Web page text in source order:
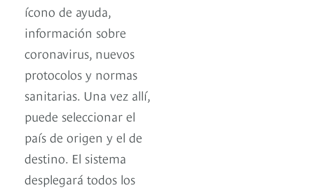
ícono de ayuda,
información sobre
coronavirus, nuevos
protocolos y normas
sanitarias. Una vez allí,
puede seleccionar el
país de origen y el de
destino. El sistema
desplegará todos los